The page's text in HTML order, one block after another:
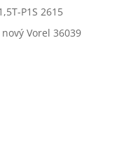
P1S 2615
Vorel 36039